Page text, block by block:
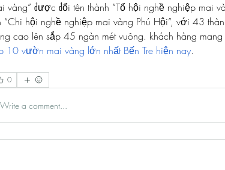
vàng” được đổi tên thành “Tổ hội nghề nghiệp mai
“Chi hội nghề nghiệp mai vàng Phú Hội”, với 43
10 vườn mai vàng lớn nhất Bến Tre hiện nay.
0
Write a comment...